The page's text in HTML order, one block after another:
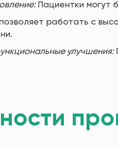
Пациентки могут
работать с
улучшения: